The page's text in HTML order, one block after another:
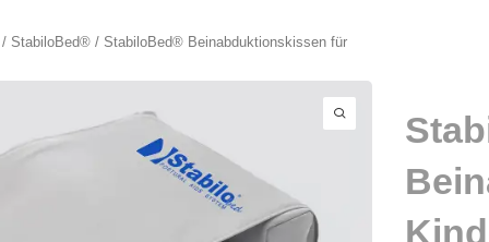
StabiloBed®/ StabiloBed® Beinabduktionskissen für